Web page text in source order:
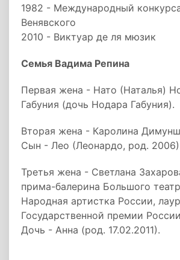
1982 - Международный
Венявского
2010 - Виктуар де ля мюзик
Семья Вадима Репина
Первая жена - Нато (Наталья)
Габуния (дочь Нодара Габуния).
Вторая жена - Каролина
Сын - Лео (Леонардо, род.
Третья жена - Светлана
прима-балерина Большого
Народная артистка России,
Государственной премии
Дочь - Анна (род. 17.02.2011).